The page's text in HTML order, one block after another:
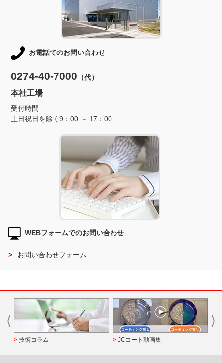
お電話でのお問い合わせ
0274-40-7000 （代）
本社工場
受付時間
土日祝日を除く9：00 ～ 17：00
WEBフォームでのお問い合わせ
お問い合わせフォーム
技術コラム JCコート動画集